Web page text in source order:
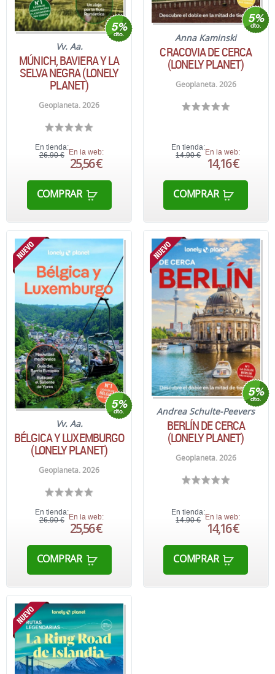
Vv. Aa.
MÚNICH, BAVIERA Y LA
SELVA NEGRA (LONELY
PLANET)
Geoplaneta. 2026
En tienda:
26,90 € En la web:
25,56 €
COMPRAR
Anna Kaminski
CRACOVIA DE CERCA
(LONELY PLANET)
Geoplaneta. 2026
En tienda:
14,90 € En la web:
14,16 €
COMPRAR
Vv. Aa.
BÉLGICA Y LUXEMBURGO
(LONELY PLANET)
Geoplaneta. 2026
En tienda:
26,90 € En la web:
25,56 €
COMPRAR
Andrea Schulte-Peevers
BERLÍN DE CERCA
(LONELY PLANET)
Geoplaneta. 2026
En tienda:
14,90 € En la web:
14,16 €
COMPRAR